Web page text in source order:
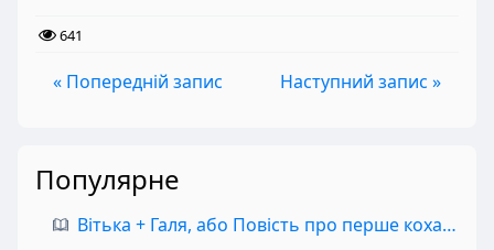
641
« Попередній запис Наступний запис »
Популярне
Вітька + Галя, або Повість про перше кохання